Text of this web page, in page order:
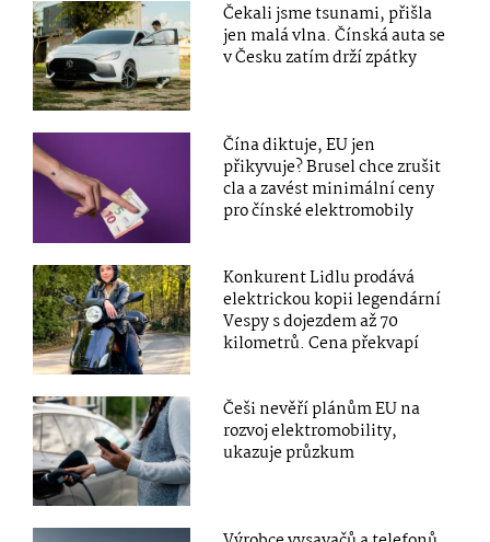
Čekali jsme tsunami, přišla
jen malá vlna. Čínská auta se
v Česku zatím drží zpátky
Čína diktuje, EU jen
přikyvuje? Brusel chce zrušit
cla a zavést minimální ceny
pro čínské elektromobily
Konkurent Lidlu prodává
elektrickou kopii legendární
Vespy s dojezdem až 70
kilometrů. Cena překvapí
Češi nevěří plánům EU na
rozvoj elektromobility,
ukazuje průzkum